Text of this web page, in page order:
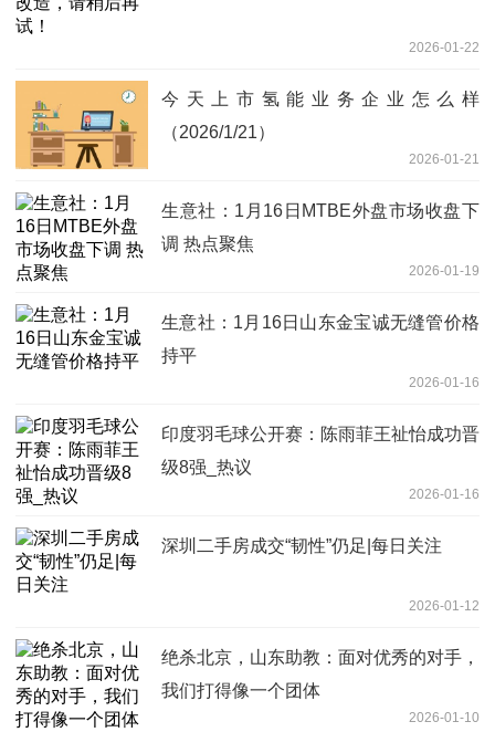
2026-01-22
今天上市氢能业务企业怎么样
（2026/1/21）
2026-01-21
生意社：1月16日MTBE外盘市场收盘下
调 热点聚焦
2026-01-19
生意社：1月16日山东金宝诚无缝管价格
持平
2026-01-16
印度羽毛球公开赛：陈雨菲王祉怡成功晋
级8强_热议
2026-01-16
深圳二手房成交“韧性”仍足|每日关注
2026-01-12
绝杀北京，山东助教：面对优秀的对手，
我们打得像一个团体
2026-01-10